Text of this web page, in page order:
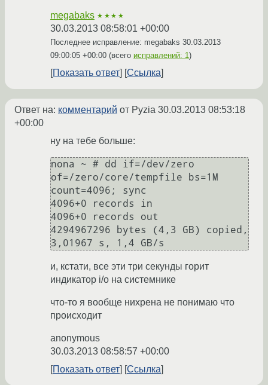
megabaks ★★★★
30.03.2013 08:58:01 +00:00
Последнее исправление: megabaks 30.03.2013
09:00:05 +00:00 (всего исправлений: 1)
Показать ответ Ссылка
Ответ на: комментарий от Pyzia 30.03.2013 08:53:18
+00:00
ну на тебе больше:
nona ~ # dd if=/dev/zero
of=/zero/core/tempfile bs=1M
count=4096; sync
4096+0 records in
4096+0 records out
4294967296 bytes (4,3 GB) copied,
и, кстати, все эти три секунды горит
индикатор i/o на системнике
что-то я вообще нихрена не понимаю что
происходит
anonymous
30.03.2013 08:58:57 +00:00
Показать ответ
Ссылка